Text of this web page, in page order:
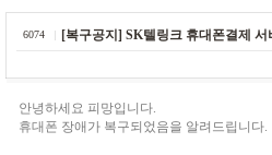
6074 [복구공지] SK텔링크 휴대폰결제 서
안녕하세요 피망입니다.
휴대폰 장애가 복구되었음을 알려드립니다.